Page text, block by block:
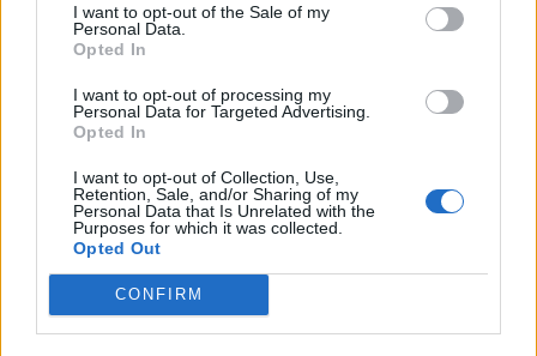
I want to opt-out of the Sale of my
Personal Data.
Opted In
I want to opt-out of processing my
Personal Data for Targeted Advertising.
Opted In
I want to opt-out of Collection, Use,
Retention, Sale, and/or Sharing of my
Personal Data that Is Unrelated with the
Purposes for which it was collected.
Opted Out
CONFIRM